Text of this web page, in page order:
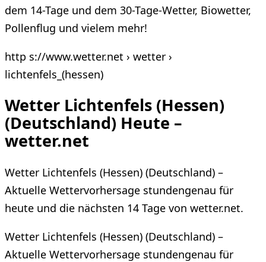
dem 14-Tage und dem 30-Tage-Wetter, Biowetter,
Pollenflug und vielem mehr!
http s://www.wetter.net › wetter ›
lichtenfels_(hessen)
Wetter Lichtenfels (Hessen)
(Deutschland) Heute –
wetter.net
Wetter Lichtenfels (Hessen) (Deutschland) –
Aktuelle Wettervorhersage stundengenau für
heute und die nächsten 14 Tage von wetter.net.
Wetter Lichtenfels (Hessen) (Deutschland) –
Aktuelle Wettervorhersage stundengenau für